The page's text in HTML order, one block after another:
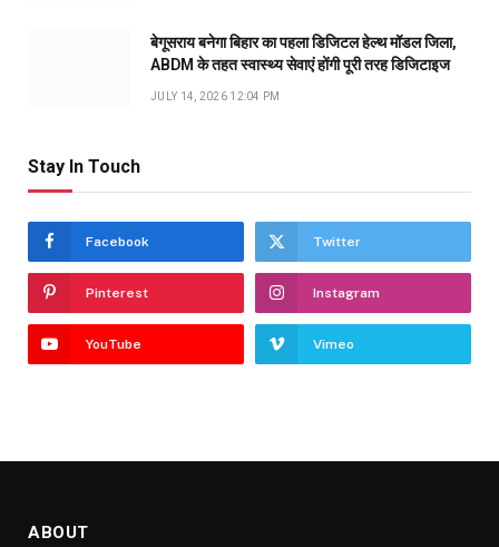
बेगूसराय बनेगा बिहार का पहला डिजिटल हेल्थ मॉडल जिला,
ABDM के तहत स्वास्थ्य सेवाएं होंगी पूरी तरह डिजिटाइज
JULY 14, 2026 12:04 PM
Stay In Touch
Facebook Twitter
Pinterest Instagram
YouTube Vimeo
ABOUT